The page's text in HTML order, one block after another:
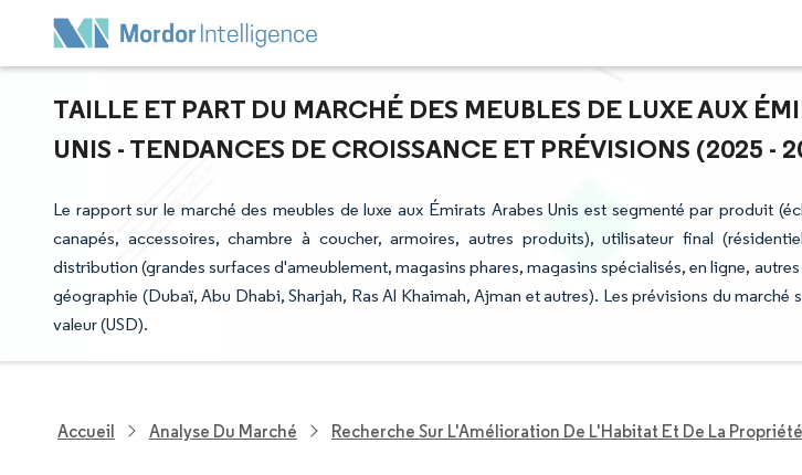
TAILLE ET PART DU MARCHÉ DES MEUBLES DE LUXE AUX
UNIS - TENDANCES DE CROISSANCE ET PRÉVISIONS (2025 -
Le rapport sur le marché des meubles de luxe aux Émirats Arabes Unis est segmenté par produit
canapés, accessoires, chambre à coucher, armoires, autres produits), utilisateur final
distribution (grandes surfaces d'ameublement, magasins phares, magasins spécialisés, en ligne,
géographie (Dubaï, Abu Dhabi, Sharjah, Ras Al Khaimah, Ajman et autres). Les prévisions du marché
valeur (USD).
Accueil Analyse Du Marché Recherche Sur L'Amélioration De L'Habitat Et De La Propriété